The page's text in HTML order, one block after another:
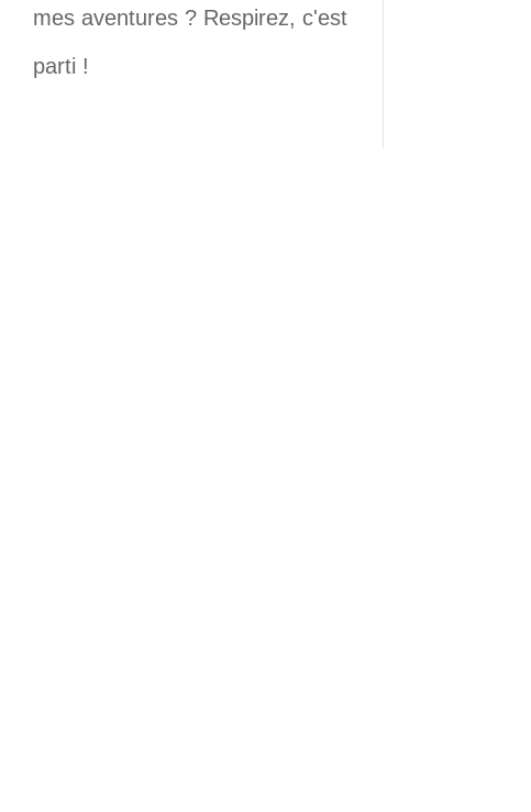
mes aventures ? Respirez, c'est
parti !